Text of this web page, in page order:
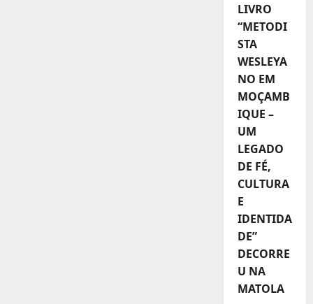
LIVRO
“METODI
STA
WESLEYA
NO EM
MOÇAMB
IQUE –
UM
LEGADO
DE FÉ,
CULTURA
E
IDENTIDA
DE”
DECORRE
U NA
MATOLA